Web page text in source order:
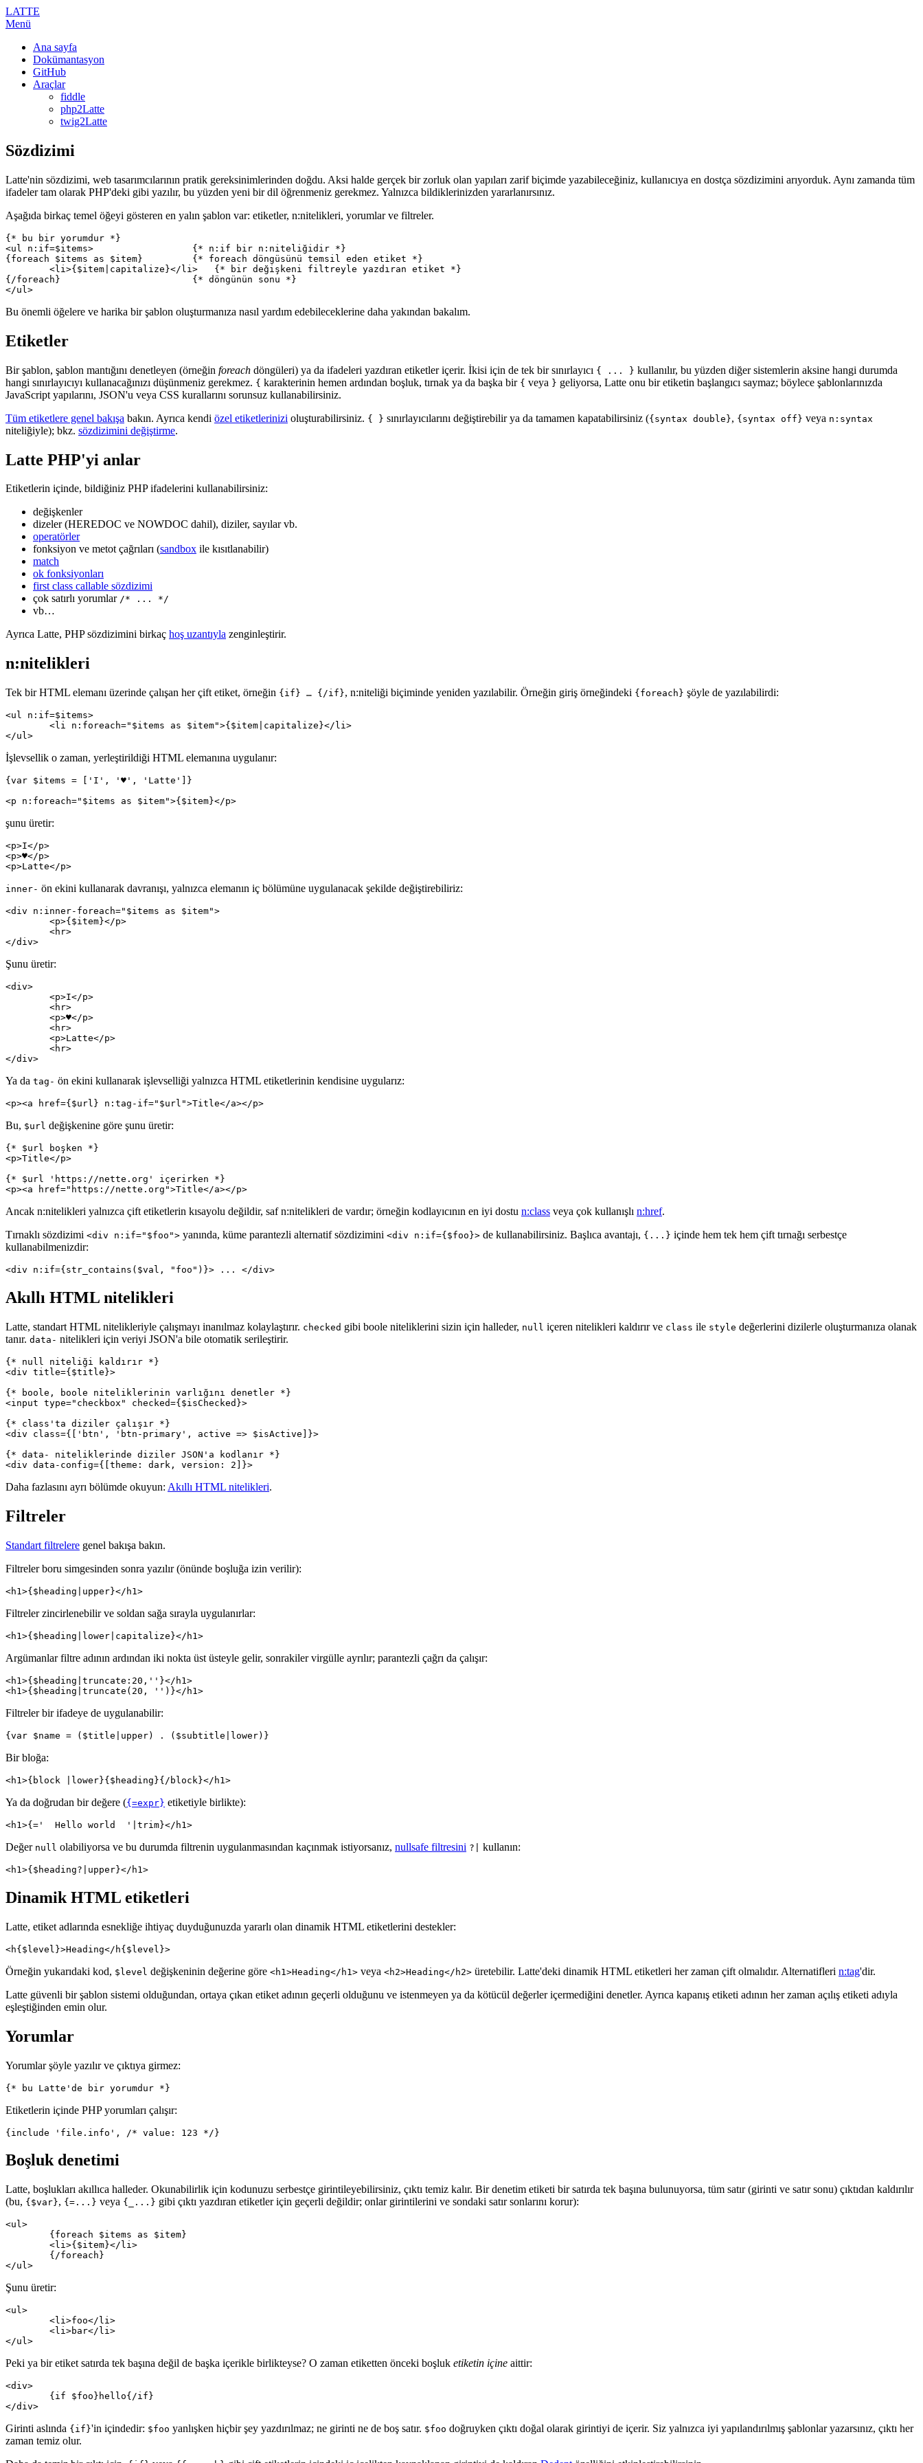
LATTE
Menü
Ana sayfa
Dokümantasyon
GitHub
Araçlar
fiddle
php2Latte
twig2Latte
Sözdizimi
Latte'nin sözdizimi, web tasarımcılarının pratik gereksinimlerinden doğdu. Aksi halde gerçek bir zorluk olan yapıları zarif biçimde yazabileceğiniz, kullanıcıya en dostça sözdizimini arıyorduk. Aynı zamanda tüm
ifadeler tam olarak PHP'deki gibi yazılır, bu yüzden yeni bir dil öğrenmeniz gerekmez. Yalnızca bildiklerinizden yararlanırsınız.
Aşağıda birkaç temel öğeyi gösteren en yalın şablon var: etiketler, n:nitelikleri, yorumlar ve filtreler.
{* bu bir yorumdur *}
<ul n:if=$items>                  {* n:if bir n:niteliğidir *}
{foreach $items as $item}         {* foreach döngüsünü temsil eden etiket *}
{/foreach}                        {* döngünün sonu *}
Bu önemli öğelere ve harika bir şablon oluşturmanıza nasıl yardım edebileceklerine daha yakından bakalım.
Etiketler
Bir şablon, şablon mantığını denetleyen (örneğin foreach döngüleri) ya da ifadeleri yazdıran etiketler içerir. İkisi için de tek bir sınırlayıcı { ... } kullanılır, bu yüzden diğer sistemlerin aksine hangi durumda
hangi sınırlayıcıyı kullanacağınızı düşünmeniz gerekmez. { karakterinin hemen ardından boşluk, tırnak ya da başka bir { veya } geliyorsa, Latte onu bir etiketin başlangıcı saymaz; böylece şablonlarınızda
JavaScript yapılarını, JSON'u veya CSS kurallarını sorunsuz kullanabilirsiniz.
Tüm etiketlere genel bakışa bakın. Ayrıca kendi özel etiketlerinizi oluşturabilirsiniz. { } sınırlayıcılarını değiştirebilir ya da tamamen kapatabilirsiniz ({syntax double}, {syntax off} veya n:syntax
niteliğiyle); bkz. sözdizimini değiştirme.
Latte PHP'yi anlar
Etiketlerin içinde, bildiğiniz PHP ifadelerini kullanabilirsiniz:
değişkenler
dizeler (HEREDOC ve NOWDOC dahil), diziler, sayılar vb.
operatörler
fonksiyon ve metot çağrıları (sandbox ile kısıtlanabilir)
match
ok fonksiyonları
first class callable sözdizimi
çok satırlı yorumlar /* ... */
vb…
Ayrıca Latte, PHP sözdizimini birkaç hoş uzantıyla zenginleştirir.
n:nitelikleri
Tek bir HTML elemanı üzerinde çalışan her çift etiket, örneğin {if} … {/if}, n:niteliği biçiminde yeniden yazılabilir. Örneğin giriş örneğindeki {foreach} şöyle de yazılabilirdi:
<ul n:if=$items>
İşlevsellik o zaman, yerleştirildiği HTML elemanına uygulanır:
{var $items = ['I', '♥', 'Latte']}
şunu üretir:
<p>I</p>
<p>♥</p>
inner- ön ekini kullanarak davranışı, yalnızca elemanın iç bölümüne uygulanacak şekilde değiştirebiliriz:
<div n:inner-foreach="$items as $item">
Şunu üretir:
<div>
Ya da tag- ön ekini kullanarak işlevselliği yalnızca HTML etiketlerinin kendisine uygularız:
Bu, $url değişkenine göre şunu üretir:
{* $url boşken *}
<p>Title</p>
{* $url 'https://nette.org' içerirken *}
Ancak n:nitelikleri yalnızca çift etiketlerin kısayolu değildir, saf n:nitelikleri de vardır; örneğin kodlayıcının en iyi dostu n:class veya çok kullanışlı n:href.
Tırnaklı sözdizimi <div n:if="$foo"> yanında, küme parantezli alternatif sözdizimini <div n:if={$foo}> de kullanabilirsiniz. Başlıca avantajı, {...} içinde hem tek hem çift tırnağı serbestçe
kullanabilmenizdir:
Akıllı HTML nitelikleri
Latte, standart HTML nitelikleriyle çalışmayı inanılmaz kolaylaştırır. checked gibi boole niteliklerini sizin için halleder, null içeren nitelikleri kaldırır ve class ile style değerlerini dizilerle oluşturmanıza olanak
tanır. data- nitelikleri için veriyi JSON'a bile otomatik serileştirir.
{* null niteliği kaldırır *}
<div title={$title}>
{* boole, boole niteliklerinin varlığını denetler *}
<input type="checkbox" checked={$isChecked}>
{* class'ta diziler çalışır *}
<div class={['btn', 'btn-primary', active => $isActive]}>
{* data- niteliklerinde diziler JSON'a kodlanır *}
Daha fazlasını ayrı bölümde okuyun: Akıllı HTML nitelikleri.
Filtreler
Standart filtrelere genel bakışa bakın.
Filtreler boru simgesinden sonra yazılır (önünde boşluğa izin verilir):
Filtreler zincirlenebilir ve soldan sağa sırayla uygulanırlar:
Argümanlar filtre adının ardından iki nokta üst üsteyle gelir, sonrakiler virgülle ayrılır; parantezli çağrı da çalışır:
<h1>{$heading|truncate:20,''}</h1>
Filtreler bir ifadeye de uygulanabilir:
Bir bloğa:
Ya da doğrudan bir değere ({=expr} etiketiyle birlikte):
Değer null olabiliyorsa ve bu durumda filtrenin uygulanmasından kaçınmak istiyorsanız, nullsafe filtresini ?| kullanın:
Dinamik HTML etiketleri
Latte, etiket adlarında esnekliğe ihtiyaç duyduğunuzda yararlı olan dinamik HTML etiketlerini destekler:
Örneğin yukarıdaki kod, $level değişkeninin değerine göre <h1>Heading</h1> veya <h2>Heading</h2> üretebilir. Latte'deki dinamik HTML etiketleri her zaman çift olmalıdır. Alternatifleri n:tag'dir.
Latte güvenli bir şablon sistemi olduğundan, ortaya çıkan etiket adının geçerli olduğunu ve istenmeyen ya da kötücül değerler içermediğini denetler. Ayrıca kapanış etiketi adının her zaman açılış etiketi adıyla
eşleştiğinden emin olur.
Yorumlar
Yorumlar şöyle yazılır ve çıktıya girmez:
Etiketlerin içinde PHP yorumları çalışır:
Boşluk denetimi
Latte, boşlukları akıllıca halleder. Okunabilirlik için kodunuzu serbestçe girintileyebilirsiniz, çıktı temiz kalır. Bir denetim etiketi bir satırda tek başına bulunuyorsa, tüm satır (girinti ve satır sonu) çıktıdan kaldırılır
(bu, {$var}, {=...} veya {_...} gibi çıktı yazdıran etiketler için geçerli değildir; onlar girintilerini ve sondaki satır sonlarını korur):
<ul>
Şunu üretir:
<ul>
Peki ya bir etiket satırda tek başına değil de başka içerikle birlikteyse? O zaman etiketten önceki boşluk etiketin içine aittir:
<div>
Girinti aslında {if}'in içindedir: $foo yanlışken hiçbir şey yazdırılmaz; ne girinti ne de boş satır. $foo doğruyken çıktı doğal olarak girintiyi de içerir. Siz yalnızca iyi yapılandırılmış şablonlar yazarsınız, çıktı her
zaman temiz olur.